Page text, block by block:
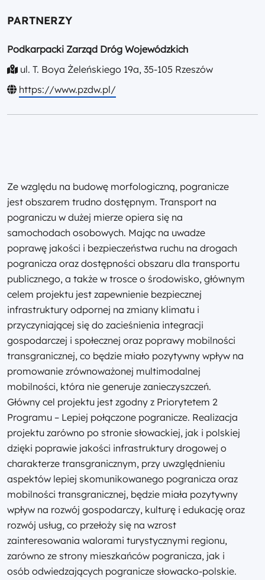
PARTNERZY
Podkarpacki Zarząd Dróg Wojewódzkich
ul. T. Boya Żeleńskiego 19a, 35-105 Rzeszów
https://www.pzdw.pl/
Ze względu na budowę morfologiczną, pogranicze
jest obszarem trudno dostępnym. Transport na
pograniczu w dużej mierze opiera się na
samochodach osobowych. Mając na uwadze
poprawę jakości i bezpieczeństwa ruchu na drogach
pogranicza oraz dostępności obszaru dla transportu
publicznego, a także w trosce o środowisko, głównym
celem projektu jest zapewnienie bezpiecznej
infrastruktury odpornej na zmiany klimatu i
przyczyniającej się do zacieśnienia integracji
gospodarczej i społecznej oraz poprawy mobilności
transgranicznej, co będzie miało pozytywny wpływ na
promowanie zrównoważonej multimodalnej
mobilności, która nie generuje zanieczyszczeń.
Główny cel projektu jest zgodny z Priorytetem 2
Programu – Lepiej połączone pogranicze. Realizacja
projektu zarówno po stronie słowackiej, jak i polskiej
dzięki poprawie jakości infrastruktury drogowej o
charakterze transgranicznym, przy uwzględnieniu
aspektów lepiej skomunikowanego pogranicza oraz
mobilności transgranicznej, będzie miała pozytywny
wpływ na rozwój gospodarczy, kulturę i edukację oraz
rozwój usług, co przełoży się na wzrost
zainteresowania walorami turystycznymi regionu,
zarówno ze strony mieszkańców pogranicza, jak i
osób odwiedzających pogranicze słowacko-polskie.